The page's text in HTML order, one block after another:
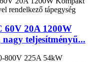
60V 20A 1200W
teljesítményű...